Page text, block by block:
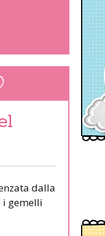
dalla
gemelli